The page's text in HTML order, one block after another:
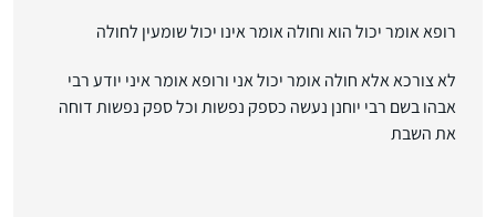
רופא אומר יכול הוא וחולה אומר אינו יכול שומעין לחולה
לא צורכא אלא חולה אומר יכול אני ורופא אומר איני יודע רבי
אבהו בשם רבי יוחנן נעשה כספק נפשות וכל ספק נפשות דוחה
את השבת